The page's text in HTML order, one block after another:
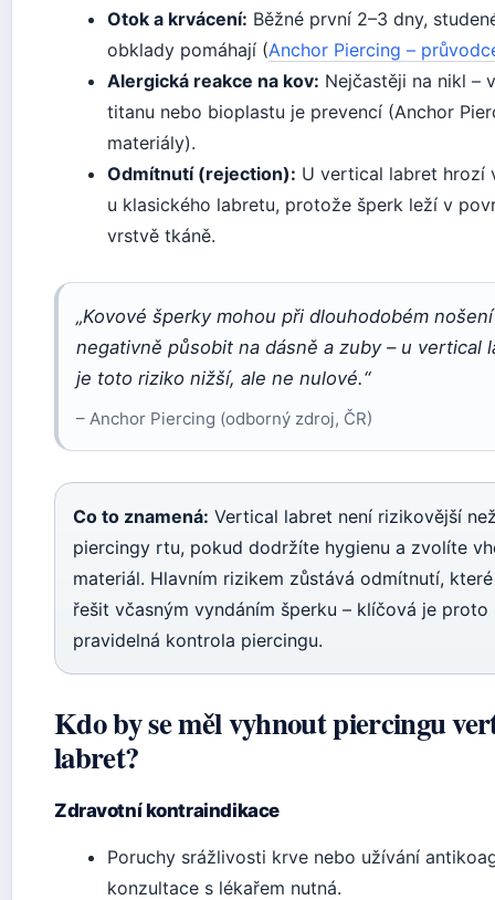
Otok a krvácení: Běžné první 2–3 dny,
obklady pomáhají (Anchor Piercing –
Alergická reakce na kov: Nejčastěji na nikl –
titanu nebo bioplastu je prevencí (Anchor
materiály).
Odmítnutí (rejection): U vertical labret hrozí
u klasického labretu, protože šperk leží v
vrstvě tkáně.
„Kovové šperky mohou při dlouhodobém nošení
negativně působit na dásně a zuby – u vertical
je toto riziko nižší, ale ne nulové.“
– Anchor Piercing (odborný zdroj, ČR)
Co to znamená: Vertical labret není rizikovější
piercingy rtu, pokud dodržíte hygienu a zvolíte
materiál. Hlavním rizikem zůstává odmítnutí,
řešit včasným vyndáním šperku – klíčová je proto
pravidelná kontrola piercingu.
Kdo by se měl vyhnout piercingu
labret?
Zdravotní kontraindikace
Poruchy srážlivosti krve nebo užívání
konzultace s lékařem nutná.